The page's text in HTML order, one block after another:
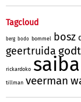
Tagcloud
berg bodo bommel bosz
geertruida
rickardoko
tillman veerman